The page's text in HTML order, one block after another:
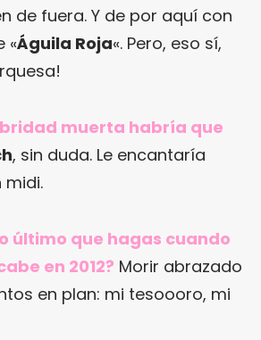
de fuera. Y de por aquí con
«Águila Roja«. Pero, eso sí,
muerta habría que
, sin duda. Le encantaría
midi.
último que hagas cuando
en 2012? Morir abrazado
en plan: mi tesoooro, mi